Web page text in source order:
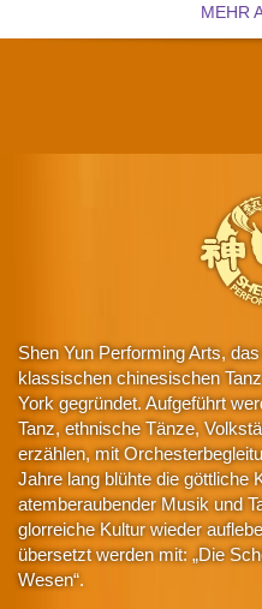
MEHR
Shen Yun Performing Arts,
klassischen chinesischen
York gegründet. Aufgeführt
Tanz, ethnische Tänze,
erzählen, mit
Jahre lang blühte die göttliche
atemberaubender Musik und
glorreiche Kultur wieder
übersetzt werden mit: „Die
Wesen“.